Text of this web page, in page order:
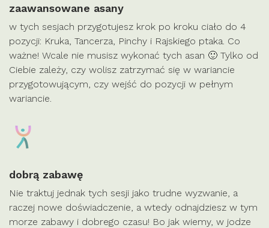
zaawansowane asany
w tych sesjach przygotujesz krok po kroku ciało do 4
pozycji: Kruka, Tancerza, Pinchy i Rajskiego ptaka. Co
ważne! Wcale nie musisz wykonać tych asan 🙂 Tylko od
Ciebie zależy, czy wolisz zatrzymać się w wariancie
przygotowującym, czy wejść do pozycji w pełnym
wariancie.
dobrą zabawę
Nie traktuj jednak tych sesji jako trudne wyzwanie, a
raczej nowe doświadczenie, a wtedy odnajdziesz w tym
morze zabawy i dobrego czasu! Bo jak wiemy, w jodze